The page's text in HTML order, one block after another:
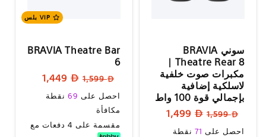
سوني BRAVIA
Theatre Rear 8 |
مكبرات صوت خلفية
لاسلكية إضافية
بإجمالي قوة 100 واط
السعر
العادي
1,599
سعر
البيع
سعر
احصل على 71 نقطة
BRAVIA Theatre Bar
6
السعر
العادي
1,599
سعر
البيع
سعر
البيع
احصل على 69 نقطة
مكافأة
مقسمة على 4 دفعات مع